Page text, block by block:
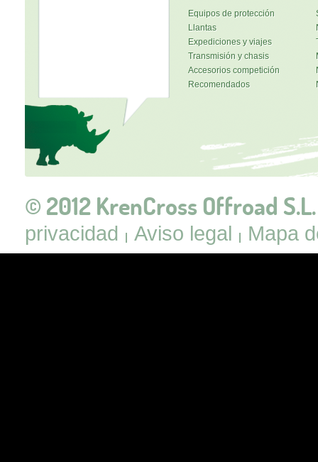
Equipos de protección
Llantas
Expediciones y viajes
Transmisión y chasis
Accesorios competición
Recomendados
© 2012 KrenCross Offroad S.L.
privacidad Aviso legal Mapa